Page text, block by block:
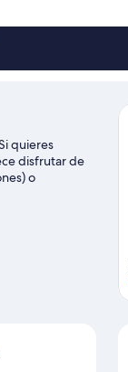
quieres
disfrutar de
o
favorita: